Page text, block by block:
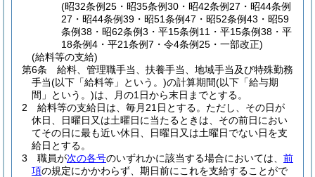
(昭32条例25・昭35条例30・昭42条例27・昭44条例
27・昭44条例39・昭51条例47・昭52条例43・昭59
条例38・昭62条例3・平15条例11・平15条例38・平
18条例4・平21条例7・令4条例25・一部改正)
(給料等の支給)
第6条
給料、管理職手当、扶養手当、地域手当及び特殊勤務
手当(以下「給料等」という。)の計算期間(以下「給与期
間」という。)は、月の1日から末日までとする。
2
給料等の支給日は、毎月21日とする。 ただし、その日が
休日、日曜日又は土曜日に当たるときは、その前日におい
てその日に最も近い休日、日曜日又は土曜日でない日を支
給日とする。
3
職員が次の各号のいずれかに該当する場合においては、 前
項の規定にかかわらず、期日前にこれを支給することがで